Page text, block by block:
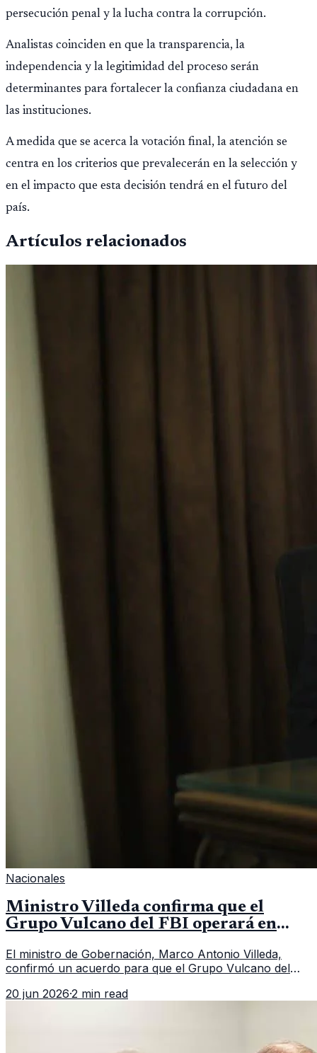
persecución penal y la lucha contra la corrupción.
Analistas coinciden en que la transparencia, la
independencia y la legitimidad del proceso serán
determinantes para fortalecer la confianza ciudadana en
las instituciones.
A medida que se acerca la votación final, la atención se
centra en los criterios que prevalecerán en la selección y
en el impacto que esta decisión tendrá en el futuro del
país.
Artículos relacionados
Nacionales
Ministro Villeda confirma que el
Grupo Vulcano del FBI operará en
El ministro de Gobernación, Marco Antonio Villeda,
confirmó un acuerdo para que el Grupo Vulcano del
fallido con la administración anterior del Ministerio
20 jun 2026·2 min read